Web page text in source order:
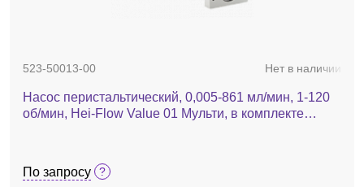
523-50013-00 Нет в наличии
Насос перистальтический, 0,005-861 мл/мин, 1-120
об/мин, Hei-Flow Value 01 Мульти, в комплекте
По запросу